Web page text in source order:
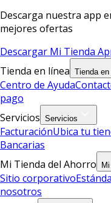
Descarga nuestra app
mejores ofertas
Descargar Mi Tienda
Tienda en línea Tienda
Centro de Ayuda
pago
Servicios Servicios
FacturaciónUbica tu
Bancarias
Mi Tienda del Ahorro
Sitio corporativo
nosotros